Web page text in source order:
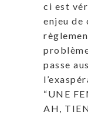
ci est
enjeu de
passe
“UNE
AH,